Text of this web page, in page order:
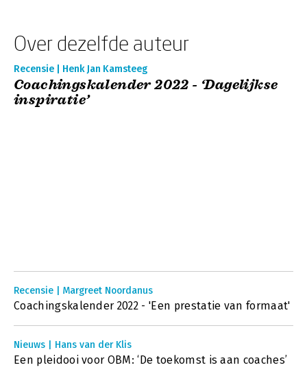
Over dezelfde auteur
Recensie | Henk Jan Kamsteeg
Coachingskalender 2022 - ‘Dagelijkse
inspiratie’
Recensie | Margreet Noordanus
Coachingskalender 2022 - 'Een prestatie van formaat'
Nieuws | Hans van der Klis
Een pleidooi voor OBM: ‘De toekomst is aan coaches’